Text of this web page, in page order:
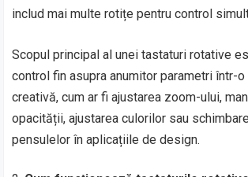
includ mai multe rotițe pentru control
Scopul principal al unei tastaturi rotative
control fin asupra anumitor parametri într-
creativă, cum ar fi ajustarea zoom-ului,
opacității, ajustarea culorilor sau
pensulelor în aplicațiile de design.